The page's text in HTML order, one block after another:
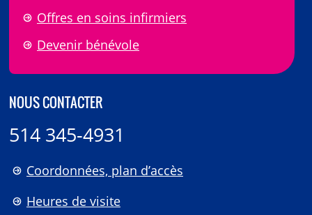
Offres en soins infirmiers
Devenir bénévole
NOUS CONTACTER
514 345-4931
Coordonnées, plan d’accès
Heures de visite